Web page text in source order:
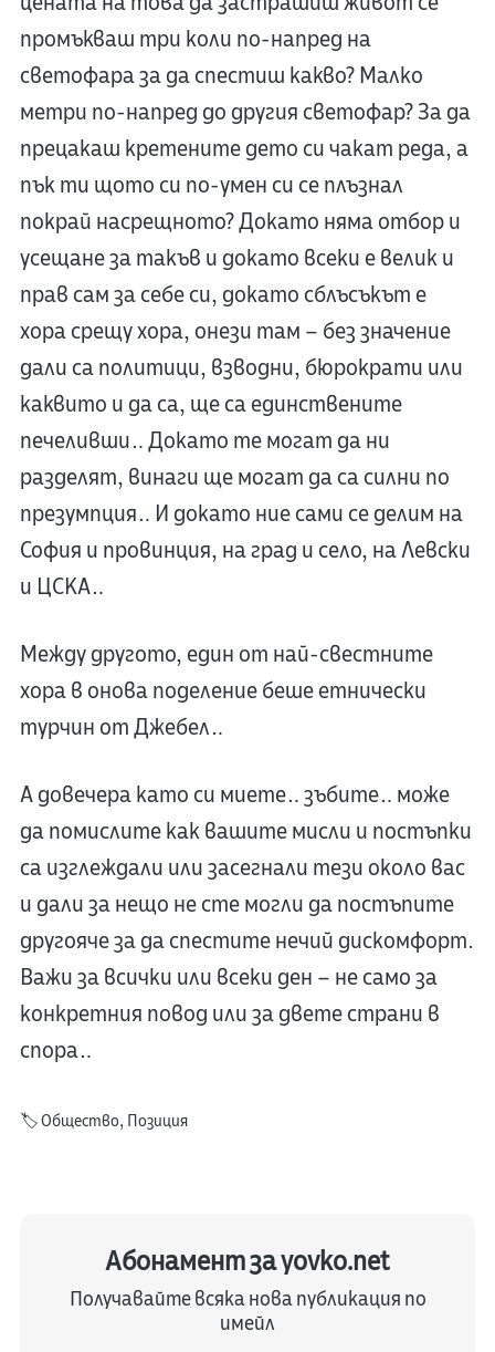
промъкваш три коли по-напред на
светофара за да спестиш какво? Малко
метри по-напред до другия светофар? За да
прецакаш кретените дето си чакат реда, а
пък ти щото си по-умен си се плъзнал
покрай насрещното? Докато няма отбор и
усещане за такъв и докато всеки е велик и
прав сам за себе си, докато сблъсъкът е
хора срещу хора, онези там – без значение
дали са политици, взводни, бюрократи или
каквито и да са, ще са единствените
печеливши… Докато те могат да ни
разделят, винаги ще могат да са силни по
презумпция… И докато ние сами се делим на
София и провинция, на град и село, на Левски
и ЦСКА…
Между другото, един от най-свестните
хора в онова поделение беше етнически
турчин от Джебел…
А довечера като си миете… зъбите… може
да помислите как вашите мисли и постъпки
са изглеждали или засегнали тези около вас
и дали за нещо не сте могли да постъпите
другояче за да спестите нечий дискомфорт.
Важи за всички или всеки ден – не само за
конкретния повод или за двете страни в
спора…
🏷️Общество, Позиция
Абонамент за yovko.net
Получавайте всяка нова публикация по
имейл